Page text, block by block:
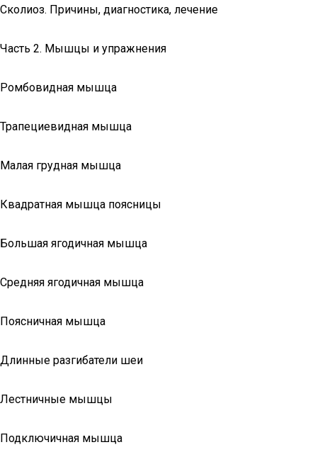
Сколиоз. Причины, диагностика, лечение
Часть 2. Мышцы и упражнения
Ромбовидная мышца
Трапециевидная мышца
Малая грудная мышца
Квадратная мышца поясницы
Большая ягодичная мышца
Средняя ягодичная мышца
Поясничная мышца
Длинные разгибатели шеи
Лестничные мышцы
Подключичная мышца